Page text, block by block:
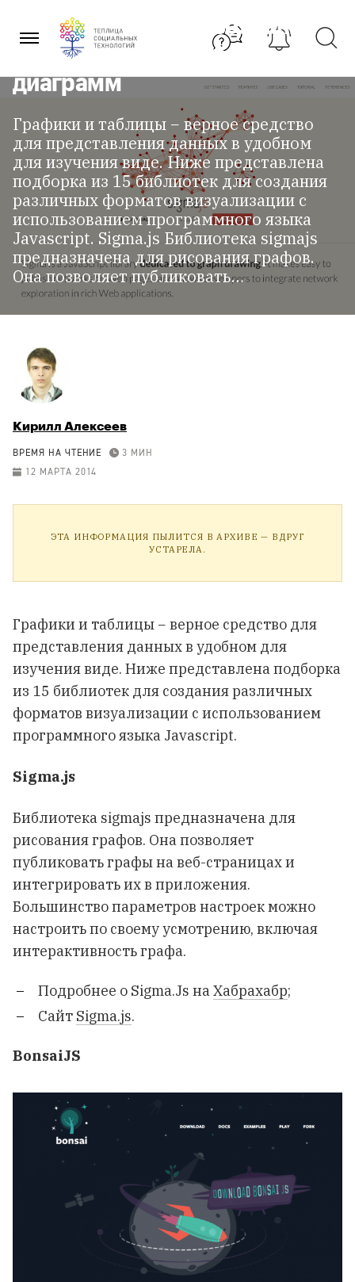
содержаниюинструментов для создания
визуализации, графиков и
диаграмм
Графики и таблицы − верное средство
для представления данных в удобном
для изучения виде. Ниже представлена
подборка из 15 библиотек для создания
различных форматов визуализации с
использованием программного языка
Javascript. Sigma.js Библиотека sigmajs
предназначена для рисования графов.
Она позволяет публиковать…
Кирилл Алексеев
ВРЕМЯ НА ЧТЕНИЕ
3 МИН
12 МАРТА 2014
ЭТА ИНФОРМАЦИЯ ПЫЛИТСЯ В АРХИВЕ — ВДРУГ
УСТАРЕЛА.
Графики и таблицы − верное средство для
представления данных в удобном для
изучения виде. Ниже представлена подборка
из 15 библиотек для создания различных
форматов визуализации с использованием
программного языка Javascript.
Sigma.js
Библиотека sigmajs предназначена для
рисования графов. Она позволяет
публиковать графы на веб-страницах и
интегрировать их в приложения.
Большинство параметров настроек можно
настроить по своему усмотрению, включая
интерактивность графа.
Подробнее о Sigma.Js наХабрахабр;
Сайт Sigma.js.
BonsaiJS